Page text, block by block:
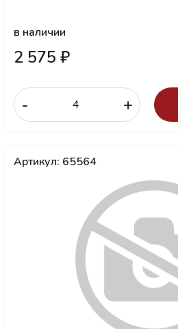
в наличии
2 575 ₽
- +
Артикул: 65564